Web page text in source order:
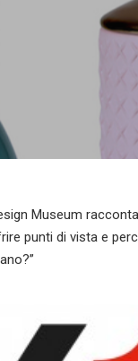
Museum
punti di vista e